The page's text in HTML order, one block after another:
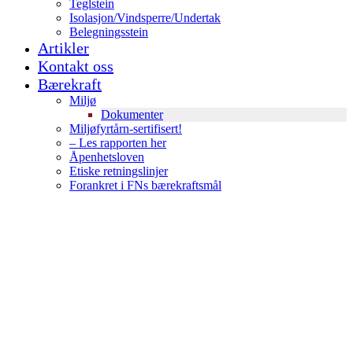
Teglstein
Isolasjon/Vindsperre/Undertak
Belegningsstein
Artikler
Kontakt oss
Bærekraft
Miljø
Dokumenter
Miljøfyrtårn-sertifisert!
– Les rapporten her
Åpenhetsloven
Etiske retningslinjer
Forankret i FNs bærekraftsmål